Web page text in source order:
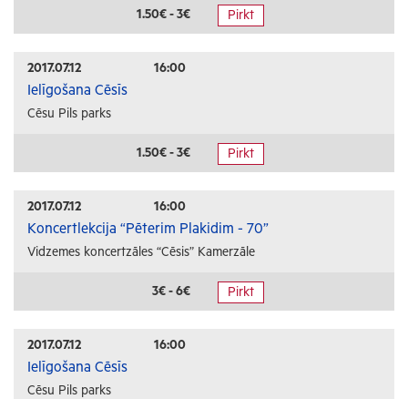
1.50€ - 3€ Pirkt
2017.07.12 16:00
Ielīgošana Cēsīs
Cēsu Pils parks
1.50€ - 3€ Pirkt
2017.07.12 16:00
Koncertlekcija “Pēterim Plakidim - 70”
Vidzemes koncertzāles “Cēsis” Kamerzāle
3€ - 6€ Pirkt
2017.07.12 16:00
Ielīgošana Cēsīs
Cēsu Pils parks